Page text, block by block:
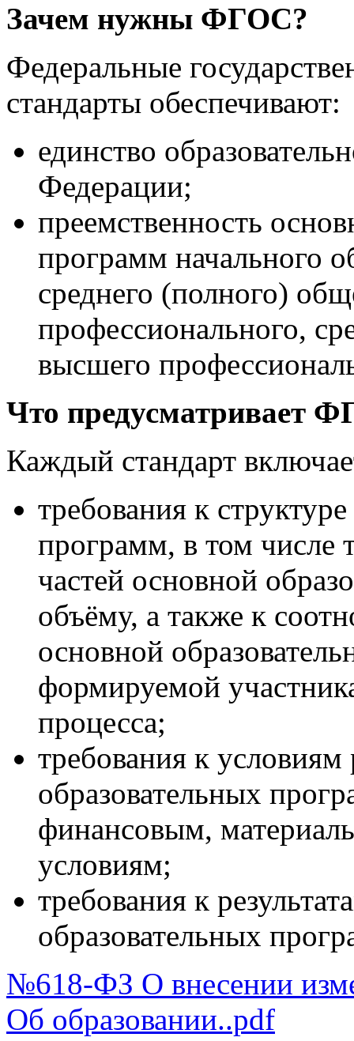
Зачем нужны ФГОС?
Федеральные
стандарты обеспечивают:
единство
Федерации;
преемственность
программ начального
среднего (полного)
профессионального,
высшего
Что предусматривает
Каждый стандарт
требования к
программ, в том числе
частей основной
объёму, а также к
основной
формируемой
процесса;
требования к
образовательных
финансовым,
условиям;
требования к
образовательных
№618-ФЗ О внесении
Об образовании..pdf